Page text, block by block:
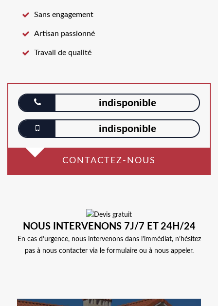
Sans engagement
Artisan passionné
Travail de qualité
indisponible
indisponible
CONTACTEZ-NOUS
NOUS INTERVENONS 7J/7 ET 24H/24
En cas d’urgence, nous intervenons dans l’immédiat, n’hésitez
pas à nous contacter via le formulaire ou à nous appeler.